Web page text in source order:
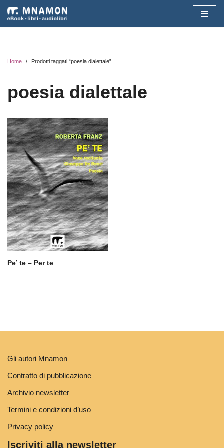
Vai
Home \ Prodotti taggati “poesia dialettale”
poesia dialettale
Pe’ te – Per te
Gli autori Mnamon
Contratto di pubblicazione
Archivio newsletter
Termini e condizioni d’uso
Privacy policy
Iscriviti alla newsletter